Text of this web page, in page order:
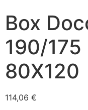
Box
190/
80X120
114,06 €